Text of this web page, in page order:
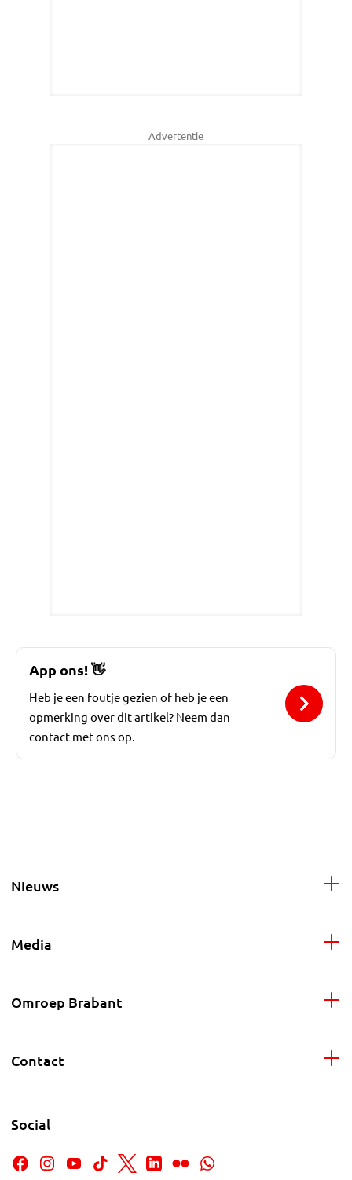
Advertentie
App ons!👋
Heb je een foutje gezien of heb je een
opmerking over dit artikel? Neem dan
contact met ons op.
Nieuws
Media
Omroep Brabant
Contact
Social